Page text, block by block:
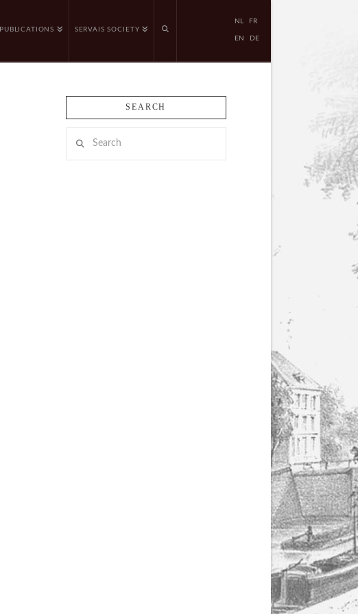
PUBLICATIONS SERVAIS SOCIETY
NL FR
EN DE
SEARCH